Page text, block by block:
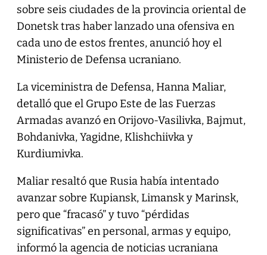
sobre seis ciudades de la provincia oriental de
Donetsk tras haber lanzado una ofensiva en
cada uno de estos frentes, anunció hoy el
Ministerio de Defensa ucraniano.
La viceministra de Defensa, Hanna Maliar,
detalló que el Grupo Este de las Fuerzas
Armadas avanzó en Orijovo-Vasilivka, Bajmut,
Bohdanivka, Yagidne, Klishchiivka y
Kurdiumivka.
Maliar resaltó que Rusia había intentado
avanzar sobre Kupiansk, Limansk y Marinsk,
pero que “fracasó” y tuvo “pérdidas
significativas” en personal, armas y equipo,
informó la agencia de noticias ucraniana